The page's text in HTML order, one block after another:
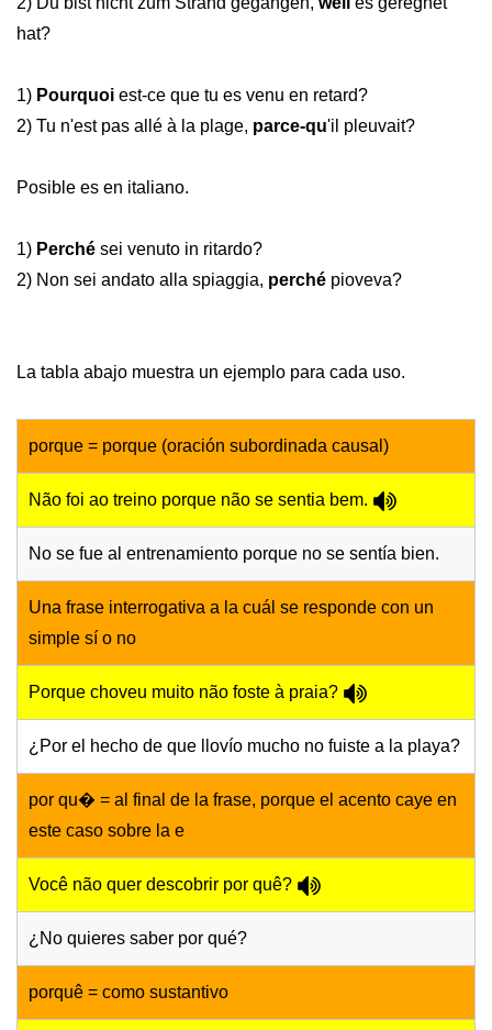
hat?
1) Pourquoi est-ce que tu es venu en retard?
2) Tu n'est pas allé à la plage, parce-qu'il pleuvait?
Posible es en italiano.
1) Perché sei venuto in ritardo?
2) Non sei andato alla spiaggia, perché pioveva?
La tabla abajo muestra un ejemplo para cada uso.
porque = porque (oración subordinada causal)
Não foi ao treino porque não se sentia bem.
No se fue al entrenamiento porque no se sentía bien.
Una frase interrogativa a la cuál se responde con un
simple sí o no
Porque choveu muito não foste à praia?
¿Por el hecho de que llovío mucho no fuiste a la playa?
por qu� = al final de la frase, porque el acento caye en
este caso sobre la e
Você não quer descobrir por quê?
¿No quieres saber por qué?
porquê = como sustantivo